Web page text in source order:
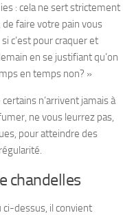
: cela ne sert strictement
de faire votre pain vous
c’est pour craquer et
en se justifiant qu’on
en temps non? »
n’arrivent jamais à
ne vous leurrez pas,
pour atteindre des
chandelles
ci-dessus, il convient